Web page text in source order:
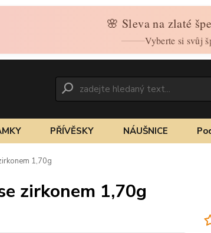
🌸 Sleva na zlaté
Vyberte si svůj
PŘÍVĚSKY NÁUŠNICE
1,70g
zirkonem 1,70g